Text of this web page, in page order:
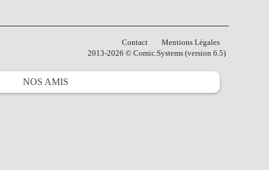
Contact
Mentions Légales
2013-2026 © Comic.Systems (version 6.5)
NOS AMIS